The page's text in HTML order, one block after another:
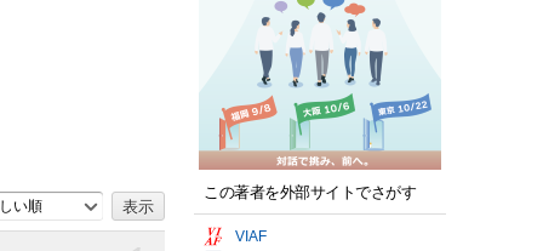
い順
この著者を外部サイトでさがす
VIAF